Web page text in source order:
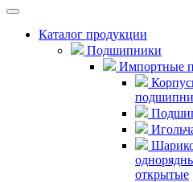
Каталог продукции
Подшипники
Импортные
открытые